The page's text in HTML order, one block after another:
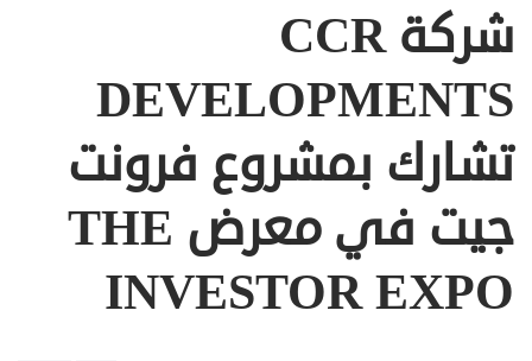
شركة CCR
DEVELOPMENTS
تشارك بمشروع فرونت
جيت في معرض THE
INVESTOR EXPO